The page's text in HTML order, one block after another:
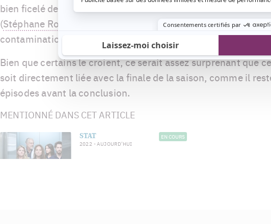
bien ficelé de
Marie-Andrée Labbé
. Les gens croyaient
(Stéphane Rousseau
) était le membre du personnel
contamination.
Bien que certains le croient, ce serait assez surprenant que
soit directement liée avec la finale de la saison, comme il
épisodes avant la conclusion.
MENTIONNÉ DANS CET ARTICLE
STAT
2022 - AUJOURD'HUI
EN COURS